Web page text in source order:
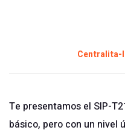
Centralita-
Te presentamos el SIP-
básico, pero con un nivel